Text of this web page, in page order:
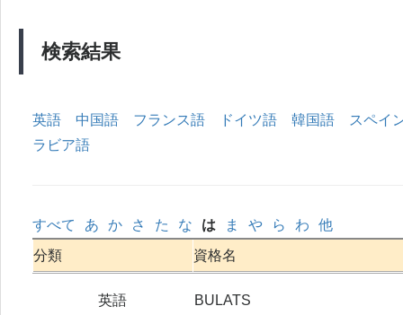
検索結果
英語 中国語 フランス語 ドイツ語 韓国語
スペイ
ラビア語
すべて あ か さ た な は ま や ら わ
他
分類
資格名
英語 BULATS